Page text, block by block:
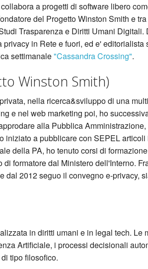
a progetti di software libero
del Progetto Winston Smith e
Trasparenza e Diritti Umani Digitali.
in Rete e fuori, ed e' editorialista
settimanale"Cassandra Crossing".
Winston Smith)
nella ricerca&sviluppo di una
e nel web marketing poi, ho
alla Pubblica
iniziato a pubblicare con SEPEL
della PA, ho tenuto corsi di
formatore dal Ministero dell'Interno.
dal 2012 seguo il convegno e-privacy,
in diritti umani e in legal tech. Le
Artificiale, i processi decisionali
tipo filosofico.